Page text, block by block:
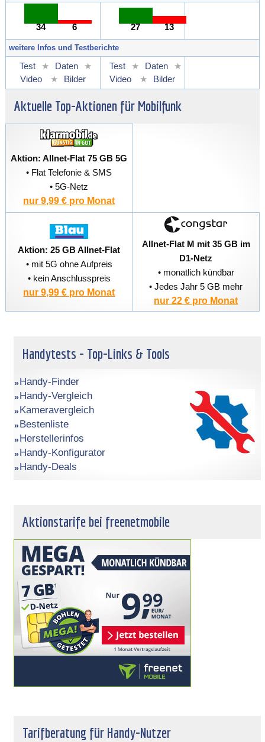
34 6 27 13
weitere Infos und Testberichte
Test ★ Daten
★
Video
★ Bilder
Test ★ Daten
★
Video
★ Bilder
Aktuelle Top-Aktionen für Mobilfunk
Aktion: Allnet-Flat 75 GB 5G
• Flat Telefonie & SMS
• 5G-Netz
nur 9,99 € pro Monat
Aktion: 25 GB Allnet-Flat
• mit 5G ohne Aufpreis
• kein Anschlusspreis
nur 9,99 € pro Monat
Allnet-Flat M mit 35 GB im
D1-Netz
• monatlich kündbar
• Jedes Jahr 5 GB mehr
nur 22 € pro Monat
Handytests - Top-Links & Tools
Handy-Finder
Handy-Vergleich
Kameravergleich
Bestenliste
Herstellerinfos
Handy-Konfigurator
Handy-Deals
Aktionstarife bei freenetmobile
Tarifberatung für Handy-Nutzer